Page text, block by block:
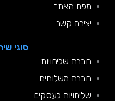
מפת האתר
יצירת קשר
סוגי שירותים
חברת שליחויות
חברת משלוחים
שליחויות לעסקים